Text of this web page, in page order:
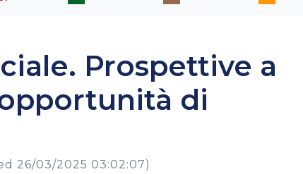
Prospettive a
di
26/03/2025 03:02:07)